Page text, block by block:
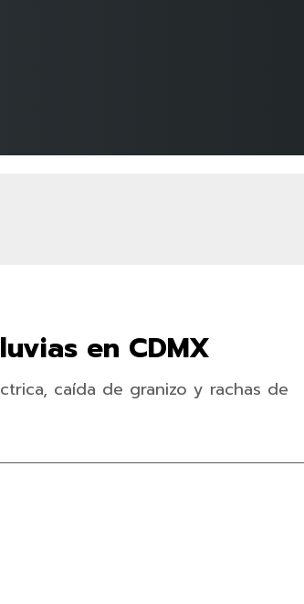
en CDMX
caída de granizo y rachas de